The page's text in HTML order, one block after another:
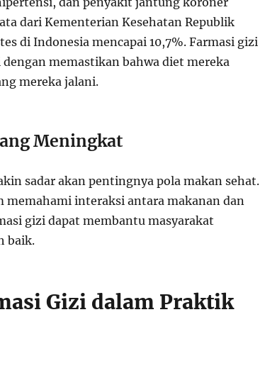
dari Kementerian Kesehatan Republik
di Indonesia mencapai 10,7%. Farmasi gizi
memastikan bahwa diet mereka
mereka jalani.
Meningkat
sadar akan pentingnya pola makan sehat.
memahami interaksi antara makanan dan
gizi dapat membantu masyarakat
baik.
Gizi dalam Praktik